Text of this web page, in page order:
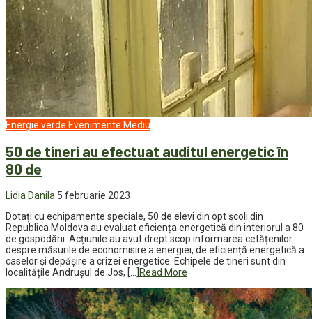
Energie verde Evenimente Mediu
50 de tineri au efectuat auditul energetic în
80 de
Lidia Danila 5 februarie 2023
Dotați cu echipamente speciale, 50 de elevi din opt școli din
Republica Moldova au evaluat eficiența energetică din interiorul a 80
de gospodării. Acțiunile au avut drept scop informarea cetățenilor
despre măsurile de economisire a energiei, de eficiență energetică a
caselor și depășire a crizei energetice. Echipele de tineri sunt din
localitățile Andrușul de Jos, […]Read More